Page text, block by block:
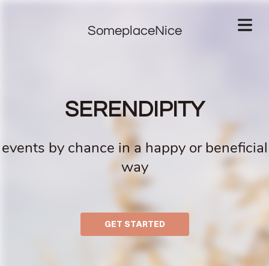
SomeplaceNice
SERENDIPITY
events by chance in a happy or beneficial
way
GET STARTED